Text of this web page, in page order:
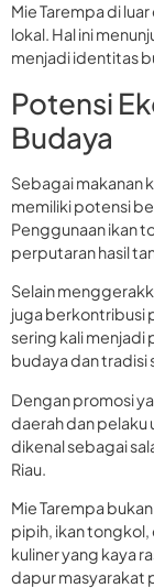
Mie Tarempa di
lokal. Hal ini
menjadi identitas
Potensi
Budaya
Sebagai makanan
memiliki potensi
Penggunaan ikan
perputaran hasil
Selain
juga berkontribusi
sering kali menjadi
budaya dan tradisi
Dengan promosi
daerah dan pelaku
dikenal sebagai
Riau.
Mie Tarempa
pipih, ikan tongkol,
kuliner yang kaya
dapur masyarakat